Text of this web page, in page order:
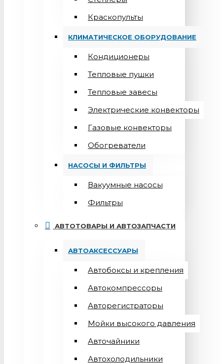
Краскопульты
КЛИМАТИЧЕСКОЕ ОБОРУДОВАНИЕ
Кондиционеры
Teпловые пушки
Тепловые завесы
Электрические конвекторы
Газовые конвекторы
Обогреватели
НАСОСЫ И ФИЛЬТРЫ
Вакуумные насосы
Фильтры
АВТОТОВАРЫ И АВТОЗАПЧАСТИ
АВТОАКСЕССУАРЫ
Автобоксы и крепления
Автокомпрессоры
Авторегистраторы
Мойки высокого давления
Авточайники
Автохолодильники